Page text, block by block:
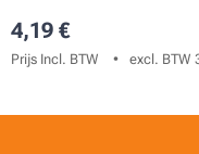
4,19 €
Prijs Incl. BTW excl. BTW